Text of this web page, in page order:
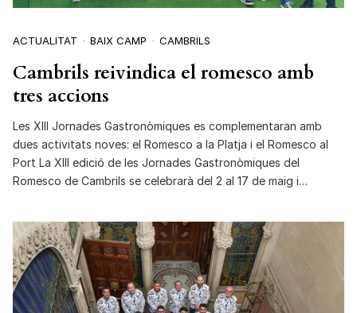
ACTUALITAT BAIX CAMP CAMBRILS
Cambrils reivindica el romesco amb
tres accions
Les XIII Jornades Gastronòmiques es complementaran amb
dues activitats noves: el Romesco a la Platja i el Romesco al
Port La XIII edició de les Jornades Gastronòmiques del
Romesco de Cambrils se celebrarà del 2 al 17 de maig i…